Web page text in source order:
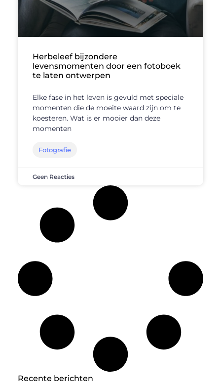
Recente berichten
Herbeleef bijzondere
levensmomenten door een fotoboek
te laten ontwerpen
Elke fase in het leven is gevuld met speciale
momenten die de moeite waard zijn om te
koesteren. Wat is er mooier dan deze
momenten
Fotografie
Geen Reacties